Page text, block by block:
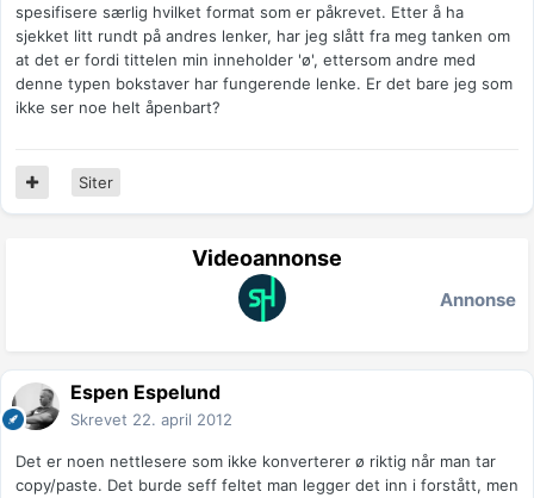
spesifisere særlig hvilket format som er påkrevet. Etter å ha
sjekket litt rundt på andres lenker, har jeg slått fra meg tanken om
at det er fordi tittelen min inneholder 'ø', ettersom andre med
denne typen bokstaver har fungerende lenke. Er det bare jeg som
ikke ser noe helt åpenbart?
Siter
Videoannonse
Annonse
Espen Espelund
Skrevet 22. april 2012
Det er noen nettlesere som ikke konverterer ø riktig når man tar
copy/paste. Det burde seff feltet man legger det inn i forstått, men